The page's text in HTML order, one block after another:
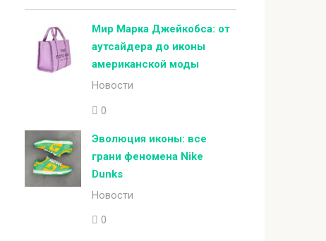
Мир Марка Джейкобса: от
аутсайдера до иконы
американской моды
Новости
0
Эволюция иконы: все
грани феномена Nike
Dunks
Новости
0